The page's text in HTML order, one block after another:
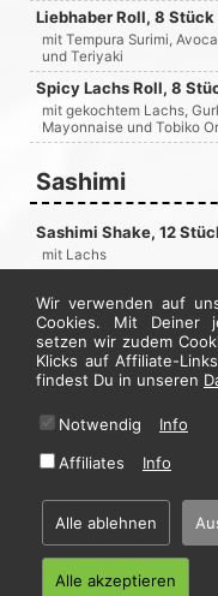
Liebhaber Roll, 8 Stück
mit Tempura Surimi,
und Teriyaki
Spicy Lachs Roll, 8
mit gekochtem Lachs,
Mayonnaise und Tobiko
Sashimi
Sashimi Shake, 12
mit Lachs
mit Thunfisch
Sashimi Spezial Mix,
mit Lachs, Thunfisch,
* Alle Preise in Euro inkl.
Informationen zu
Wir verwenden auf
Cookies. Mit Deiner
setzen wir zudem
Klicks auf Affiliate-
findest Du in unseren
Notwendig Info
Affiliates
Info
Alle ablehnen
Alle akzeptieren